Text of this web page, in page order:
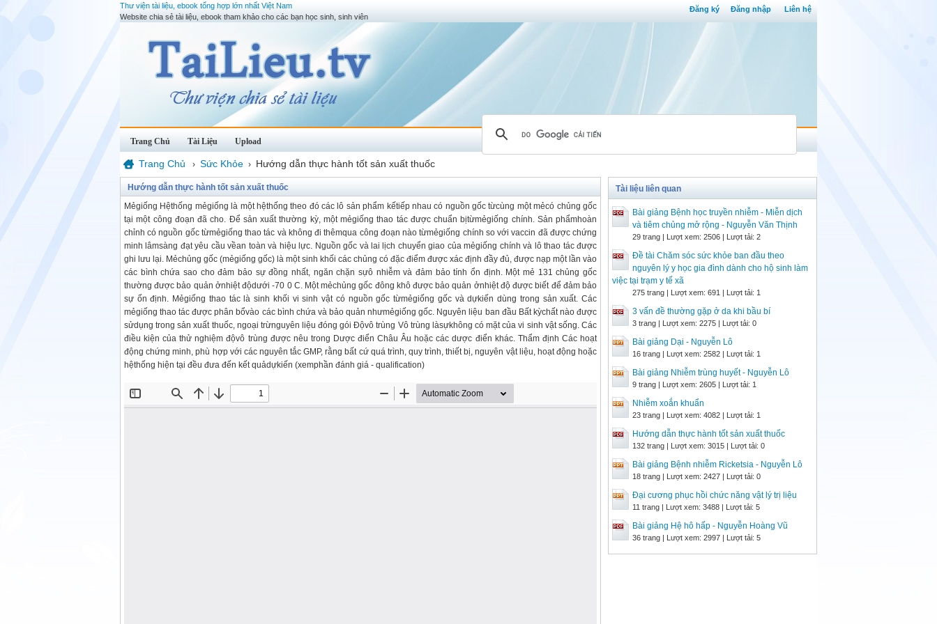
Đăng ký Đăng nhập Liên hệ
Thư viện tài liệu, ebook tổng hợp lớn nhất Việt Nam
Website chia sẻ tài liệu, ebook tham khảo cho các bạn học sinh, sinh viên
Trang Chủ Tài Liệu Upload
Trang Chủ › Sức Khỏe › Hướng dẫn thực hành tốt sản xuất thuốc
Hướng dẫn thực hành tốt sản xuất thuốc
Mẻgiống Hệthống mẻgiống là một hệthống theo đó các lô sản phẩm kếtiếp nhau có nguồn gốc từcùng một mẻcó chủng gốc
tại một công đoạn đã cho. Để sản xuất thường kỳ, một mẻgiống thao tác được chuẩn bịtừmẻgiống chính. Sản phẩmhoàn
chỉnh có nguồn gốc từmẻgiống thao tác và không đi thêmqua công đoạn nào từmẻgiống chính so với vaccin đã được chứng
minh lâmsàng đạt yêu cầu vềan toàn và hiệu lực. Nguồn gốc và lai lịch chuyển giao của mẻgiống chính và lô thao tác được
ghi lưu lại. Mẻchủng gốc (mẻgiống gốc) là một sinh khối các chủng có đặc điểm được xác định đầy đủ, được nạp một lần vào
các bình chứa sao cho đảm bảo sự đồng nhất, ngăn chặn sựô nhiễm và đảm bảo tính ổn định. Một mẻ 131 chủng gốc
thường được bảo quản ởnhiệt độdưới -70 0 C. Một mẻchủng gốc đông khô được bảo quản ởnhiệt độ được biết để đảm bảo
sự ổn định. Mẻgiống thao tác là sinh khối vi sinh vật có nguồn gốc từmẻgiống gốc và dựkiến dùng trong sản xuất. Các
mẻgiống thao tác được phân bổvào các bình chứa và bảo quản nhưmẻgiống gốc. Nguyên liệu ban đầu Bất kỳchất nào được
sửdụng trong sản xuất thuốc, ngoại trừnguyên liệu đóng gói Độvô trùng Vô trùng làsựkhông có mặt của vi sinh vật sống. Các
điều kiện của thử nghiệm độvô trùng được nêu trong Dược điển Châu Âu hoặc các dược điển khác. Thẩm định Các hoạt
động chứng minh, phù hợp với các nguyên tắc GMP, rằng bất cứ quá trình, quy trình, thiết bị, nguyên vật liệu, hoạt động hoặc
hệthống hiện tại đều đưa đến kết quảdựkiến (xemphần đánh giá - qualification)
Tài liệu liên quan
Bài giảng Bệnh học truyền nhiễm - Miễn dịch
và tiêm chủng mở rộng - Nguyễn Văn Thịnh
29 trang | Lượt xem: 2506 | Lượt tải: 2
Đề tài Chăm sóc sức khỏe ban đầu theo
nguyên lý y học gia đình dành cho hộ sinh làm
việc tại trạm y tế xã
275 trang | Lượt xem: 691 | Lượt tải: 1
3 vấn đề thường gặp ở da khi bầu bí
3 trang | Lượt xem: 2275 | Lượt tải: 0
Bài giảng Dại - Nguyễn Lô
16 trang | Lượt xem: 2582 | Lượt tải: 1
Bài giảng Nhiễm trùng huyết - Nguyễn Lô
9 trang | Lượt xem: 2605 | Lượt tải: 1
Nhiễm xoắn khuẩn
23 trang | Lượt xem: 4082 | Lượt tải: 1
Hướng dẫn thực hành tốt sản xuất thuốc
132 trang | Lượt xem: 3015 | Lượt tải: 0
Bài giảng Bệnh nhiễm Ricketsia - Nguyễn Lô
18 trang | Lượt xem: 2427 | Lượt tải: 0
Đại cương phục hồi chức năng vật lý trị liệu
11 trang | Lượt xem: 3488 | Lượt tải: 5
Bài giảng Hệ hô hấp - Nguyễn Hoàng Vũ
36 trang | Lượt xem: 2997 | Lượt tải: 5